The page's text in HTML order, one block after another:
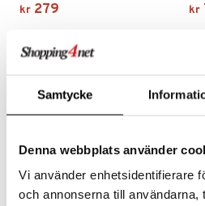
Samtycke
Denna webbplats använder
Vi använder enhetsidentifierare
och annonserna till användarna,
kr 279 kr